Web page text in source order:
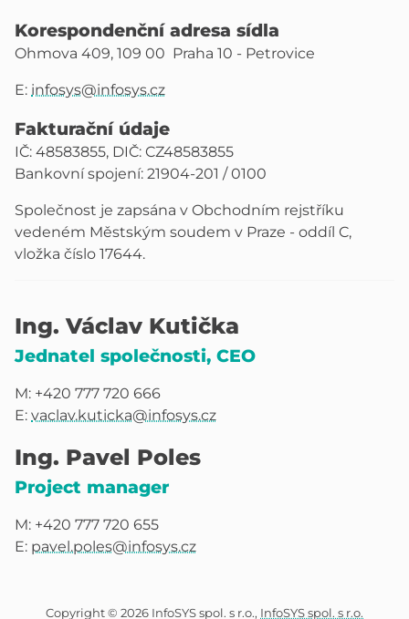
Korespondenční adresa sídla
Ohmova 409, 109 00 Praha 10 - Petrovice
E: infosys@infosys.cz
Fakturační údaje
IČ: 48583855, DIČ: CZ48583855
Bankovní spojení: 21904-201 / 0100
Společnost je zapsána v Obchodním rejstříku
vedeném Městským soudem v Praze - oddíl C,
vložka číslo 17644.
Ing. Václav Kutička
Jednatel společnosti, CEO
M: +420 777 720 666
E: vaclav.kuticka@infosys.cz
Ing. Pavel Poles
Project manager
M: +420 777 720 655
E: pavel.poles@infosys.cz
Copyright © 2026 InfoSYS spol. s r.o., InfoSYS spol. s r.o.